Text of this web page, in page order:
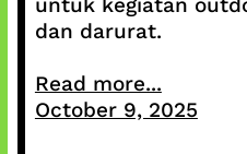
dan darurat.
Read more...
October 9, 2025